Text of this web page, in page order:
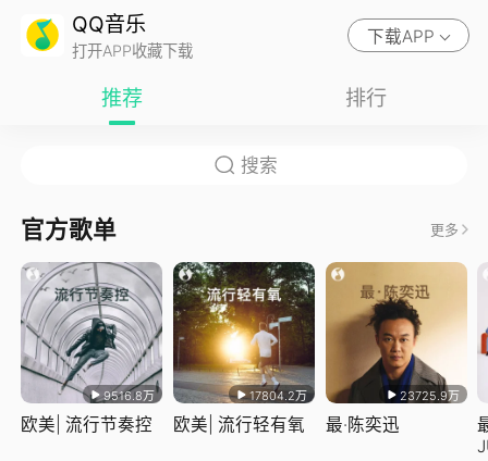
QQ音乐
打开APP收藏下载
下载APP
推荐 排行
官方歌单 更多
9516.8万
欧美| 流行节奏控
17804.2万
欧美| 流行轻有氧
23725.9万
最·陈奕迅